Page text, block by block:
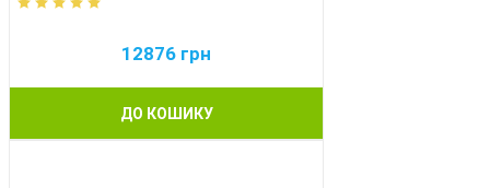
12876 грн
ДО КОШИКУ